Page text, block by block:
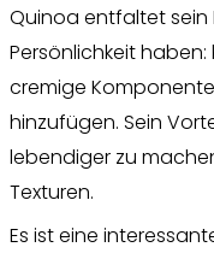
Quinoa entfaltet sein
Persönlichkeit
cremige
hinzufügen. Sein
lebendiger zu
Texturen.
Es ist eine